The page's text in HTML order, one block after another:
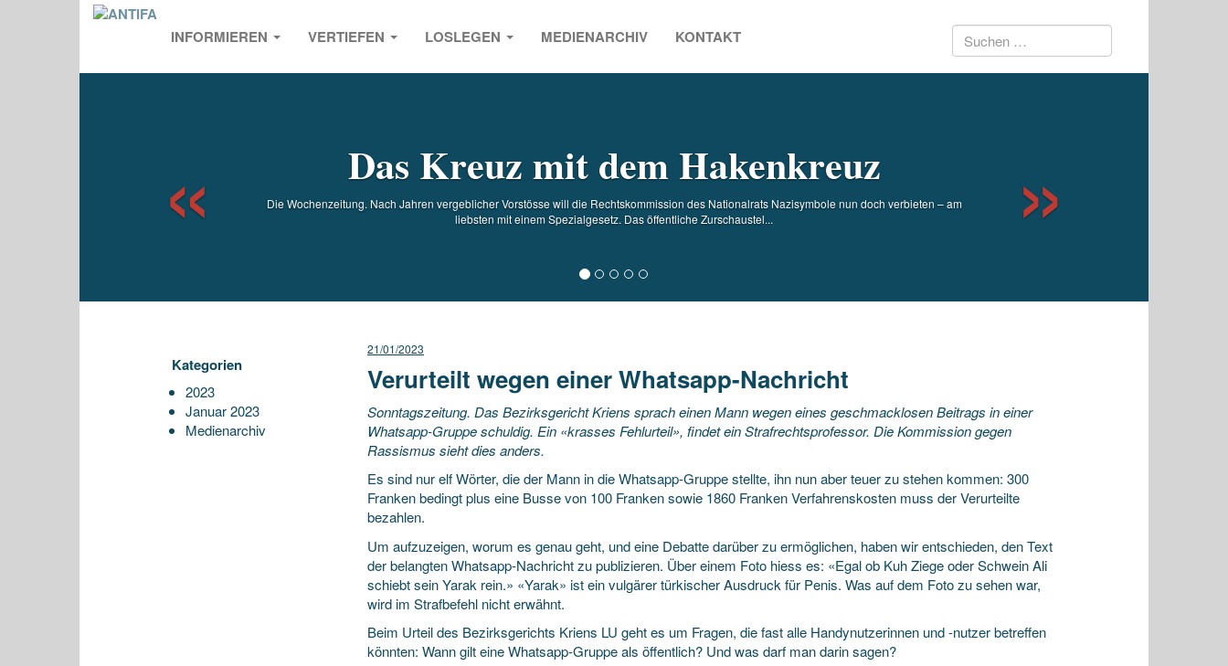
INFORMIEREN VERTIEFEN LOSLEGEN MEDIENARCHIV KONTAKT Suchen
Das Kreuz mit dem Hakenkreuz
Die Wochenzeitung. Nach Jahren vergeblicher Vorstösse will die Rechtskommission des Nationalrats Nazisymbole nun doch verbieten – am
liebsten mit einem Spezialgesetz. Das öffentliche Zurschaustel...
Kategorien
2023
Januar 2023
Medienarchiv
21/01/2023
Verurteilt wegen einer Whatsapp-Nachricht
Sonntagszeitung. Das Bezirksgericht Kriens sprach einen Mann wegen eines geschmacklosen Beitrags in einer
Whatsapp-Gruppe schuldig. Ein «krasses Fehlurteil», findet ein Strafrechtsprofessor. Die Kommission gegen
Rassismus sieht dies anders.
Es sind nur elf Wörter, die der Mann in die Whatsapp-Gruppe stellte, ihn nun aber teuer zu stehen kommen: 300
Franken bedingt plus eine Busse von 100 Franken sowie 1860 Franken Verfahrenskosten muss der Verurteilte
bezahlen.
Um aufzuzeigen, worum es genau geht, und eine Debatte darüber zu ermöglichen, haben wir entschieden, den Text
der belangten Whatsapp-Nachricht zu publizieren. Über einem Foto hiess es: «Egal ob Kuh Ziege oder Schwein Ali
schiebt sein Yarak rein.» «Yarak» ist ein vulgärer türkischer Ausdruck für Penis. Was auf dem Foto zu sehen war,
wird im Strafbefehl nicht erwähnt.
Beim Urteil des Bezirksgerichts Kriens LU geht es um Fragen, die fast alle Handynutzerinnen und -nutzer betreffen
könnten: Wann gilt eine Whatsapp-Gruppe als öffentlich? Und was darf man darin sagen?